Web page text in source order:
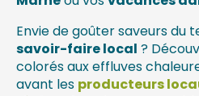
Envie de goûter saveurs du
savoir-faire local ?
colorés aux effluves
avant les producteurs